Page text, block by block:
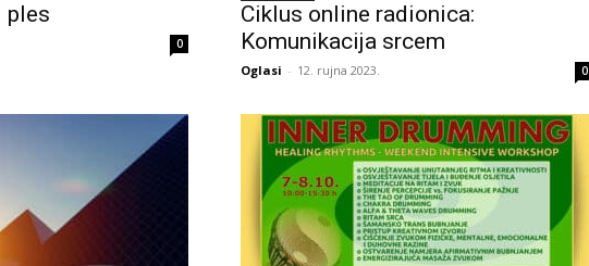
ples
0
Ciklus online radionica:
Komunikacija srcem
Oglasi - 12. rujna 2023. 0